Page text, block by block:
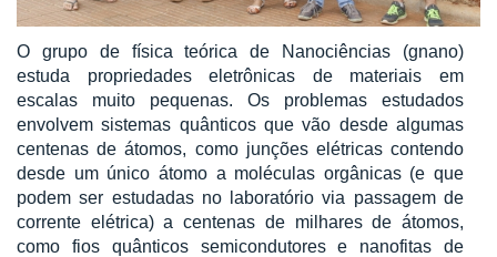
O grupo de física teórica de Nanociências (gnano)
estuda propriedades eletrônicas de materiais em
escalas muito pequenas. Os problemas estudados
envolvem sistemas quânticos que vão desde algumas
centenas de átomos, como junções elétricas contendo
desde um único átomo a moléculas orgânicas (e que
podem ser estudadas no laboratório via passagem de
corrente elétrica) a centenas de milhares de átomos,
como fios quânticos semicondutores e nanofitas de